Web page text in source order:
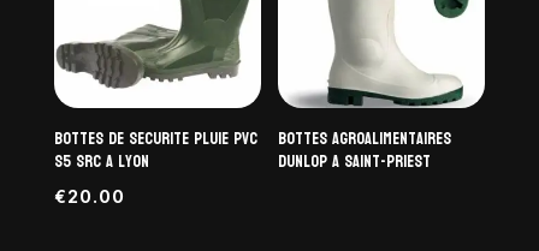
Bottes de securite pluie PVC
S5 SRC a Lyon
€20.00
Bottes agroalimentaires
DUNLOP a Saint-Priest